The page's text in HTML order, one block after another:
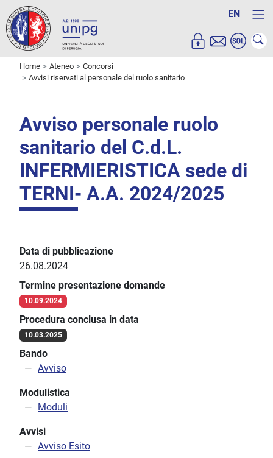
EN
Home Ateneo
Concorsi
Avvisi riservati al personale del ruolo sanitario
Avviso personale ruolo
sanitario del C.d.L.
INFERMIERISTICA sede di
TERNI- A.A. 2024/2025
Data di pubblicazione
26.08.2024
Termine presentazione domande
10.09.2024
Procedura conclusa in data
10.03.2025
Bando
Avviso
Modulistica
Moduli
Avvisi
Avviso Esito